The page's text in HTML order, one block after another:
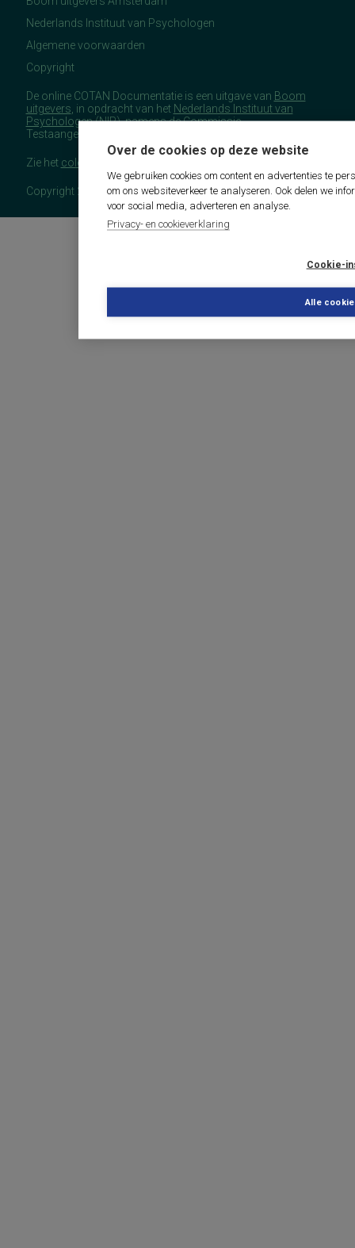
Over de cookies op deze website
We gebruiken cookies om content en advertenties te
om ons websiteverkeer te analyseren. Ook delen we
voor social media, adverteren en analyse.
Privacy- en cookieverklaring
Cookie-
Alle
Nederlands Instituut van Psychologen
Algemene voorwaarden
Copyright
De online COTAN Documentatie is een uitgave van Boom
uitgevers , in opdracht van het Nederlands Instituut van
Psychologen(NIP), namens de Commissie
Testaangelegenheden Nederland (COTAN).
Zie het colofon
Copyright 2026 - COTAN Documentatie